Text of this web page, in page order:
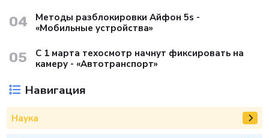
04
Методы разблокировки Айфон 5s -
«Мобильные устройства»
05
С 1 марта техосмотр начнут фиксировать на
камеру - «Автотранспорт»
Навигация
Наука